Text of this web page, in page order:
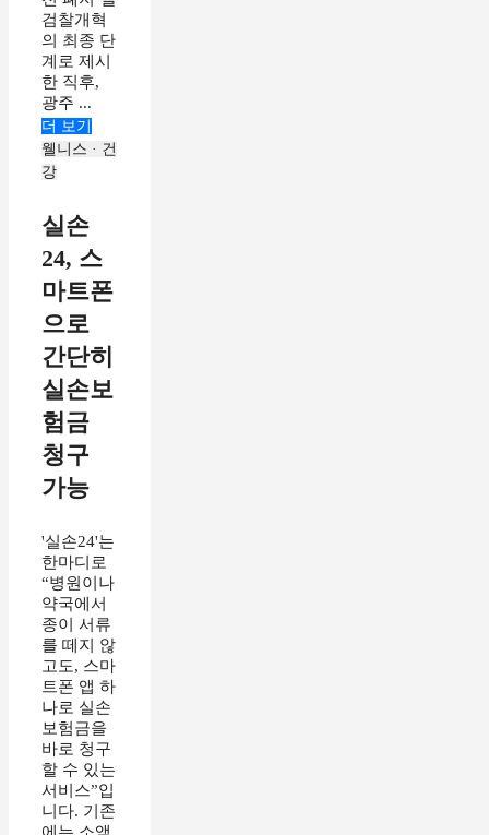
검찰개혁
의 최종 단
계로 제시
한 직후,
광주 ...
더 보기
웰니스 · 건
강
실손
24, 스
마트폰
으로
간단히
실손보
험금
청구
가능
'실손24'는
한마디로
“병원이나
약국에서
종이 서류
를 떼지 않
고도, 스마
트폰 앱 하
나로 실손
보험금을
바로 청구
할 수 있는
서비스”입
니다. 기존